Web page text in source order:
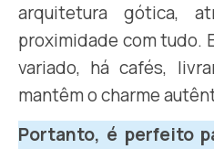
arquitetura gótica,
proximidade com tudo.
variado, há cafés,
mantêm o charme
Portanto, é perfeito